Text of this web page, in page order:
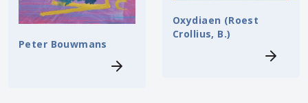
Peter Bouwmans
Oxydiaen (Roest
Crollius, B.)